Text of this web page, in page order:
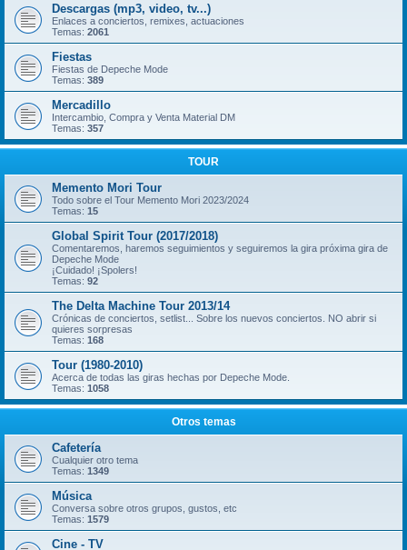
Descargas (mp3, video, tv...)
Enlaces a conciertos, remixes, actuaciones
Temas: 2061
Fiestas
Fiestas de Depeche Mode
Temas: 389
Mercadillo
Intercambio, Compra y Venta Material DM
Temas: 357
TOUR
Memento Mori Tour
Todo sobre el Tour Memento Mori 2023/2024
Temas: 15
Global Spirit Tour (2017/2018)
Comentaremos, haremos seguimientos y seguiremos la gira próxima gira de
Depeche Mode
¡Cuidado! ¡Spolers!
Temas: 92
The Delta Machine Tour 2013/14
Crónicas de conciertos, setlist... Sobre los nuevos conciertos. NO abrir si
quieres sorpresas
Temas: 168
Tour (1980-2010)
Acerca de todas las giras hechas por Depeche Mode.
Temas: 1058
Otros temas
Cafetería
Cualquier otro tema
Temas: 1349
Música
Conversa sobre otros grupos, gustos, etc
Temas: 1579
Cine - TV